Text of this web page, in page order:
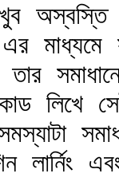
এর
লিখে সেই
সমস্যাটা
লার্নিং